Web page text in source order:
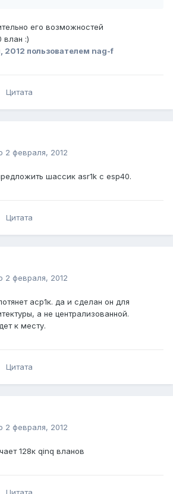
его возможностей
влан :)
2012 пользователем nag-f
Цитата
2 февраля, 2012
шассик asr1k с esp40.
Цитата
2 февраля, 2012
аср1к. да и сделан он для
а не централизованной.
к месту.
Цитата
2 февраля, 2012
128к qinq вланов